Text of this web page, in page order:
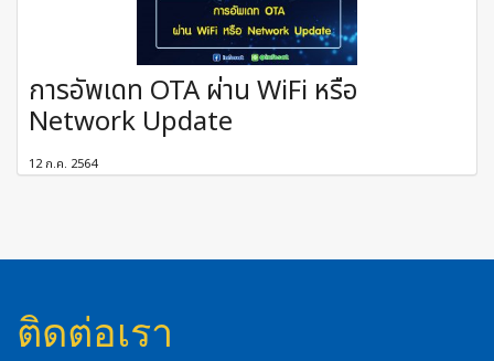
การอัพเดท OTA ผ่าน WiFi หรือ
Network Update
12 ก.ค. 2564
ติดต่อเรา